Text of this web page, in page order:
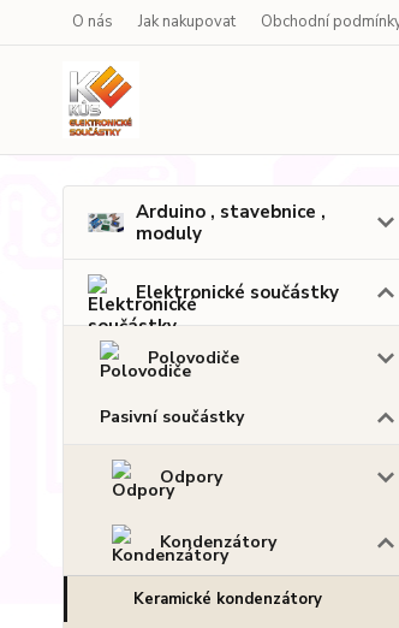
O nás Jak nakupovat Obchodní
Arduino , stavebnice ,
moduly
Elektronické součástky
Polovodiče
Pasivní součástky
Odpory
Kondenzátory
Keramické kondenzátory